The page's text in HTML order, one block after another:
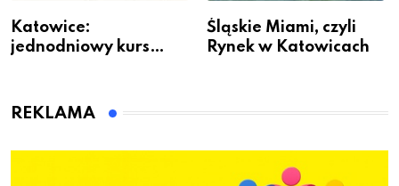
Katowice:
jednodniowy kurs
dzieci
Śląskie Miami, czyli
Rynek w Katowicach
REKLAMA